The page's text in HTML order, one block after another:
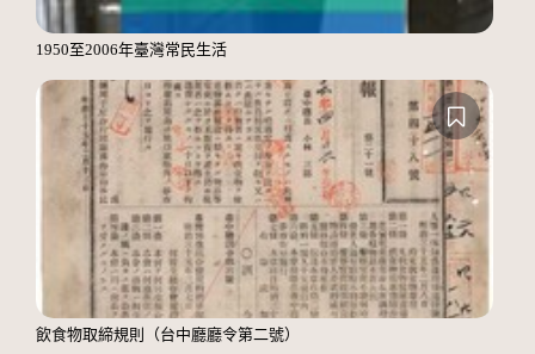
1950至2006年臺灣常民生活
飲食物取締規則（台中廳廳令第二號）